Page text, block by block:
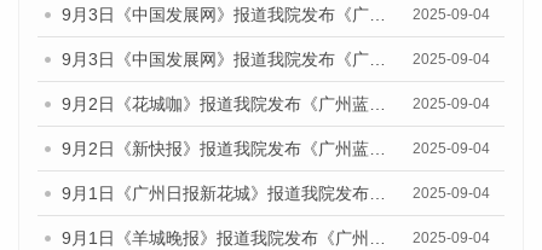
9月3日《中国发展网》报道我院发布《广州蓝皮书：广州国际商贸中心发展报告（2025）》的媒体文章 2025-09-04
9月3日《中国发展网》报道我院发布《广州蓝皮书：广州文化产业发展报告（2025）》的媒体文章 2025-09-04
9月2日《花城咖》报道我院发布《广州蓝皮书：广州文化产业发展报告（2025）》的媒体文章 2025-09-04
9月2日《新快报》报道我院发布《广州蓝皮书：广州文化产业发展报告（2025）》的媒体文章 2025-09-04
9月1日《广州日报新花城》报道我院发布《广州蓝皮书：广州文化产业发展报告（2025）》的媒体文章 2025-09-04
9月1日《羊城晚报》报道我院发布《广州蓝皮书：广州文化产业发展报告（2025）》的媒体文章 2025-09-04